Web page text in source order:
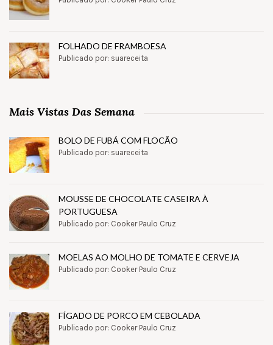
FOLHADO DE FRAMBOESA
Publicado por: suareceita
Mais Vistas Das Semana
BOLO DE FUBÁ COM FLOCÃO
Publicado por: suareceita
MOUSSE DE CHOCOLATE CASEIRA À
PORTUGUESA
Publicado por: Cooker Paulo Cruz
MOELAS AO MOLHO DE TOMATE E CERVEJA
Publicado por: Cooker Paulo Cruz
FÍGADO DE PORCO EM CEBOLADA
Publicado por: Cooker Paulo Cruz